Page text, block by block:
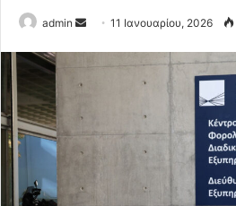
admin
Send
email
11 Ιανουαρίου, 2026